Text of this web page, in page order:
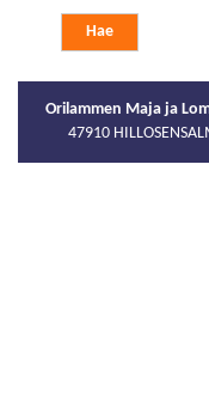
Orilammen Maja ja
47910